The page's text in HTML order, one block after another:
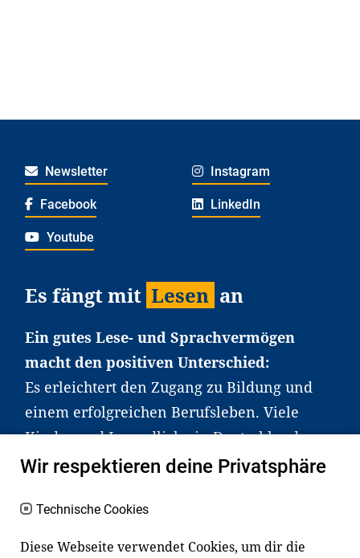
Newsletter Instagram
Facebook LinkedIn
Youtube
Es fängt mit Lesen an
Ein gutes Lese- und Sprachvermögen
macht den positiven Unterschied:
Es erleichtert den Zugang zu Bildung und
einem erfolgreichen Berufsleben. Viele
Kinder und Jugendliche in Deutschland
haben aber große Schwierigkeiten dabei.
an Familien sowie an Erzieher*innen,
Lehrer*innen und andere
Wir respektieren deine Privatsphäre
Technische Cookies
Diese Webseite verwendet Cookies, um dir die